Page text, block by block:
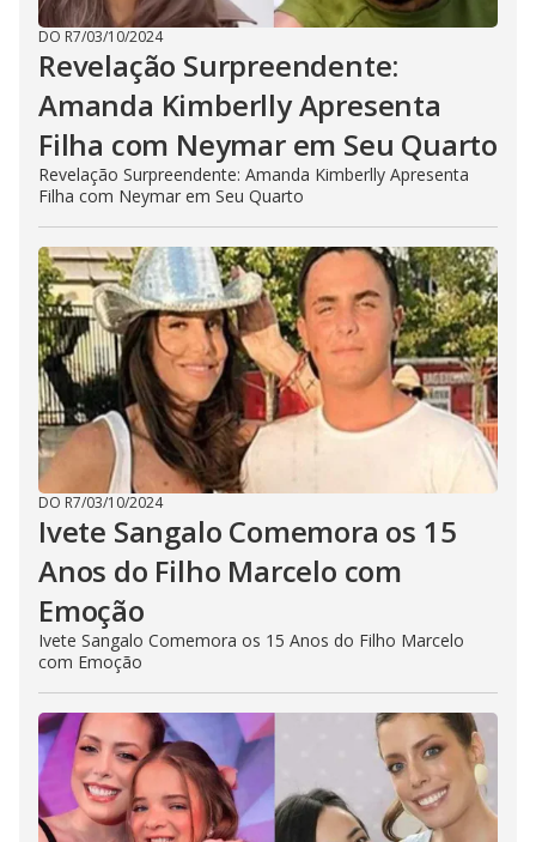
DO R7/03/10/2024
Revelação Surpreendente:
Amanda Kimberlly Apresenta
Filha com Neymar em Seu Quarto
Revelação Surpreendente: Amanda Kimberlly Apresenta
Filha com Neymar em Seu Quarto
DO R7/03/10/2024
Ivete Sangalo Comemora os 15
Anos do Filho Marcelo com
Emoção
Ivete Sangalo Comemora os 15 Anos do Filho Marcelo
com Emoção